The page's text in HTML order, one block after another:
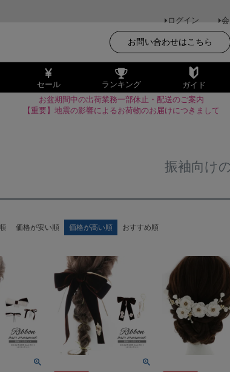
ログイン
お問い合わせはこちら
セール ランキング ガイド
お盆期間中の出荷業務一部休止・配送のご案内
【重要】地震の影響によるお荷物のお届けにつきまして
振袖向け
価格が安い順 価格が高い順 おすすめ順